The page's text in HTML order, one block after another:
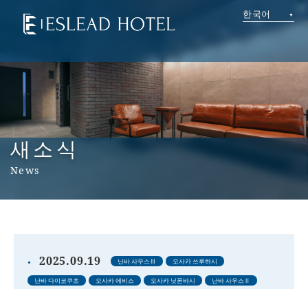
한국어
새소식
News
2025.09.19 난바 사우스Ⅲ 오사카 쓰루하시
난바 다이코쿠초 오사카 에비스 오사카 닛폰바시 난바 사우스Ⅱ